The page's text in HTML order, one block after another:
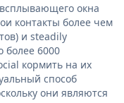
окна
контакты более чем
и steadily
более 6000
кормить на их
способ
они являются